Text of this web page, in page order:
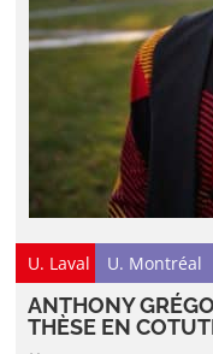
U. Laval U. Montréal
ANTHONY
THÈSE EN